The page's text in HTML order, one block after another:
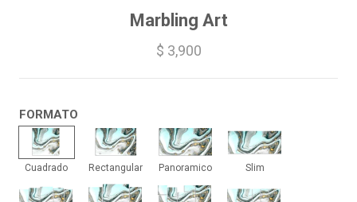
Marbling Art
$ 3,900
FORMATO
Cuadrado
Cuadrado
Rectangular
Rectangular
Panoramico
Panoramico
Slim
Slim
Infiniti Box Smash Master